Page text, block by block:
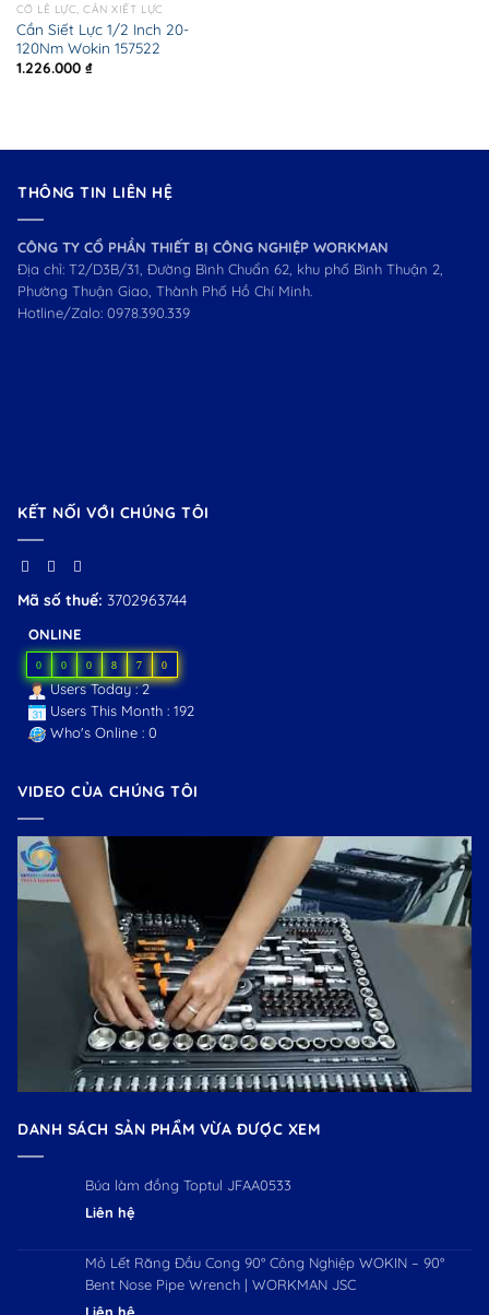
CỜ LÊ LỰC, CẦN XIẾT LỰC
Cần Siết Lực 1/2 Inch 20-
120Nm Wokin 157522
1.226.000 ₫
THÔNG TIN LIÊN HỆ
CÔNG TY CỔ PHẦN THIẾT BỊ CÔNG NGHIỆP WORKMAN
Địa chỉ: T2/D3B/31, Đường Bình Chuẩn 62, khu phố Bình Thuận 2,
Phường Thuận Giao, Thành Phố Hồ Chí Minh.
Hotline/Zalo: 0978.390.339
KẾT NỐI VỚI CHÚNG TÔI
Mã số thuế: 3702963744
ONLINE
0 0 0 8 7 0
Users Today : 2
Users This Month : 192
Who's Online : 0
VIDEO CỦA CHÚNG TÔI
DANH SÁCH SẢN PHẨM VỪA ĐƯỢC XEM
Búa làm đồng Toptul JFAA0533
Liên hệ
Mỏ Lết Răng Đầu Cong 90° Công Nghiệp WOKIN – 90°
Bent Nose Pipe Wrench | WORKMAN JSC